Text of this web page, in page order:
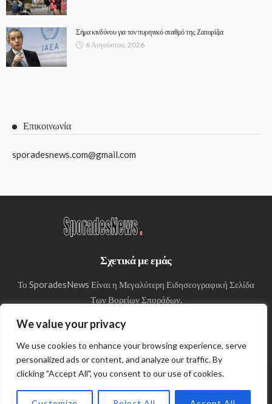
We value your privacy
We use cookies to enhance your browsing experience, serve
personalized ads or content, and analyze our traffic. By
clicking "Accept All", you consent to our use of cookies.
Σήμα κινδύνου για τον πυρηνικό σταθμό της Ζαπορίζια
6 Αυγούστου, 2026
Επικοινωνία
sporadesnews.com@gmail.com
Σχετικά με εμάς
Το SporadesNews Είναι η Μεγαλύτερη Ειδησεογραφική Σελίδα
Των Βορείων Σποράδων.
© Copyright 2024 SporadesNews